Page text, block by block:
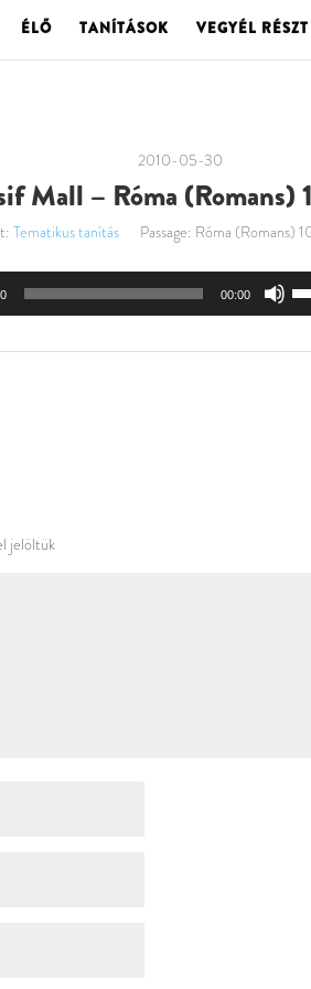
ÉLŐ TANÍTÁSOK VEGYÉL RÉSZT
2010-05-30
Mall – Róma (Romans)
Tematikus tanítás Passage: Róma (Romans)
Audió
00:00
jelöltük